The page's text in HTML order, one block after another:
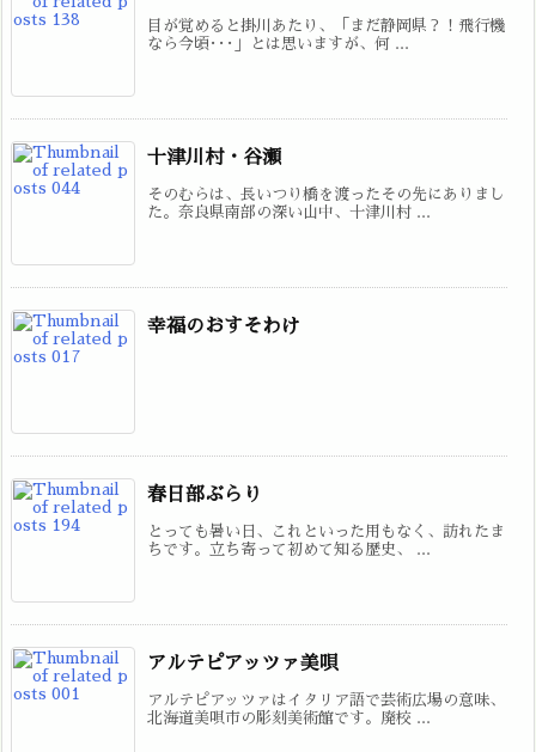
目が覚めると掛川あたり、「まだ静岡県？！飛行機
なら今頃･･･」とは思いますが、何 ...
十津川村・谷瀬
そのむらは、長いつり橋を渡ったその先にありまし
た。奈良県南部の深い山中、十津川村 ...
幸福のおすそわけ
春日部ぶらり
とっても暑い日、これといった用もなく、訪れたま
ちです。立ち寄って初めて知る歴史、 ...
アルテピアッツァ美唄
アルテピアッツァはイタリア語で芸術広場の意味、
北海道美唄市の彫刻美術館です。廃校 ...